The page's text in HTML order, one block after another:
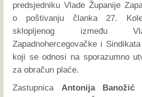
predsjedniku Vlade Županije
o poštivanju članka 27.
sklopljenog između
Zapadnohercegovačke i
koji se odnosi na sporazumno
za obračun plaće.
Zastupnica Antonija Banožić